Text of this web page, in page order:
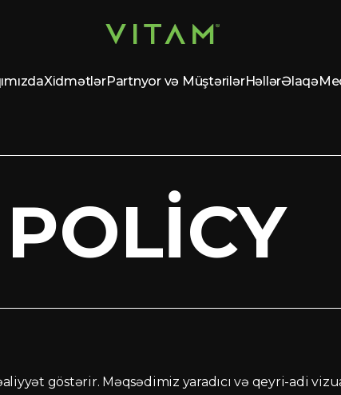
XidmətlərPartnyor və MüştərilərHəllərƏlaqə
göstərir. Məqsədimiz yaradıcı və qeyri-adi